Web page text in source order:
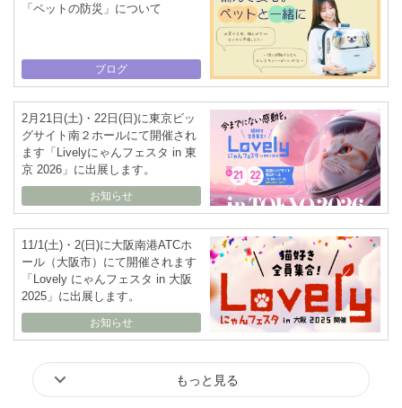
「ペットの防災」について
ブログ
2月21日(土)・22日(日)に東京ビッ
グサイト南２ホールにて開催され
ます「Livelyにゃんフェスタ in 東
京 2026」に出展します。
お知らせ
11/1(土)・2(日)に大阪南港ATCホ
ール（大阪市）にて開催されます
「Lovely にゃんフェスタ in 大阪
2025」に出展します。
お知らせ
もっと見る